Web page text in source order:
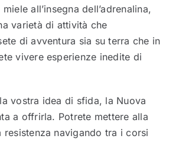
all’insegna dell’adrenalina,
varietà di attività che
di avventura sia su terra che in
vivere esperienze inedite di
vostra idea di sfida, la Nuova
a offrirla. Potrete mettere alla
resistenza navigando tra i corsi